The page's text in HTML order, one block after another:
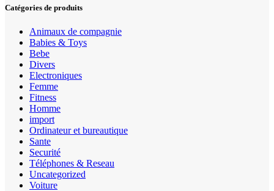
Catégories de produits
Animaux de compagnie
Babies & Toys
Bebe
Divers
Electroniques
Femme
Fitness
Homme
import
Ordinateur et bureautique
Sante
Securité
Téléphones & Reseau
Uncategorized
Voiture